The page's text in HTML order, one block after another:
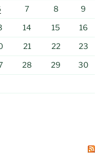
7 8 9
14 15 16
21 22 23
28 29 30